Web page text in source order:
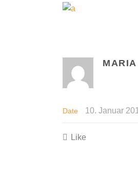
MARIA
Date 10. Januar
Like